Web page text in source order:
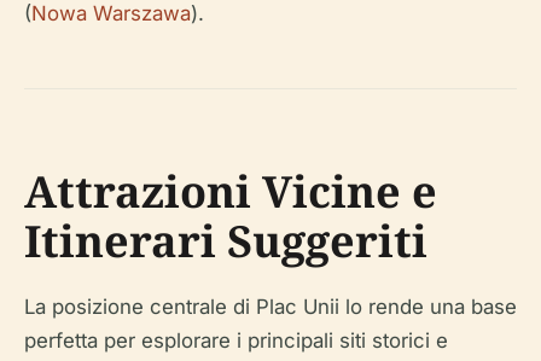
(Nowa Warszawa).
Attrazioni Vicine e
Itinerari Suggeriti
La posizione centrale di Plac Unii lo rende una base
perfetta per esplorare i principali siti storici e